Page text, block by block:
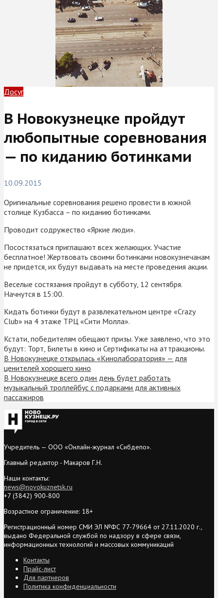
Досуг
В Новокузнецке пройдут
любопытные соревнования
— по киданию ботинками
10.09.2015
Оригинальные соревнования решено провести в южной
столице Кузбасса – по киданию ботинками.
Проводит содружество «Яркие люди».
Посостязаться приглашают всех желающих. Участие
бесплатное! Жертвовать своими ботинками новокузнечанам
не придется, их будут выдавать на месте проведения акции.
Веселые состязания пройдут в субботу, 12 сентября.
Начнутся в 15:00.
Кидать ботинки будут в развлекательном центре «Crazy
Club» на 4 этаже ТРЦ «Сити Молла».
Кстати, победителям обещают призы. Уже заявлено, что это
будут: Торт, Билеты в кино и Сертификаты на аттракционы.
В Новокузнецке открылась «Кинолаборатория» — для
ценителей хорошего кино
В Новокузнецке всего один день будет работать
музыкальный троллейбус с подарками для активных
пассажиров
Учредитель — ООО «Онлайн-журнал «Сибдепо».
Главный редактор - Макаров Г.Н.
Наши контакты:
news@novokuznetsk.ru
+7 (3842) 900-800
Возрастное ограничение: 18+
Регистрационный номер СМИ ЭЛ №ФС 77-79664 от 27.11.2020 г.,
выдано Федеральной службой по надзору в сфере связи,
информационных технологий и массовых коммуникаций
Контакты
Прайс-лист
Для партнеров
Политика конфиденциальности